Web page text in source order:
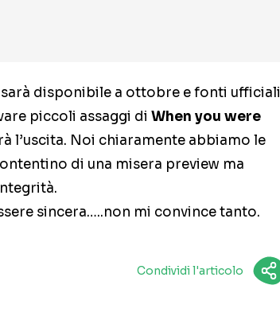
sarà disponibile a ottobre e fonti ufficiali
piccoli assaggi di When you were
l’uscita. Noi chiaramente abbiamo le
di una misera preview ma
sincera…..non mi convince tanto.
Condividi l'articolo